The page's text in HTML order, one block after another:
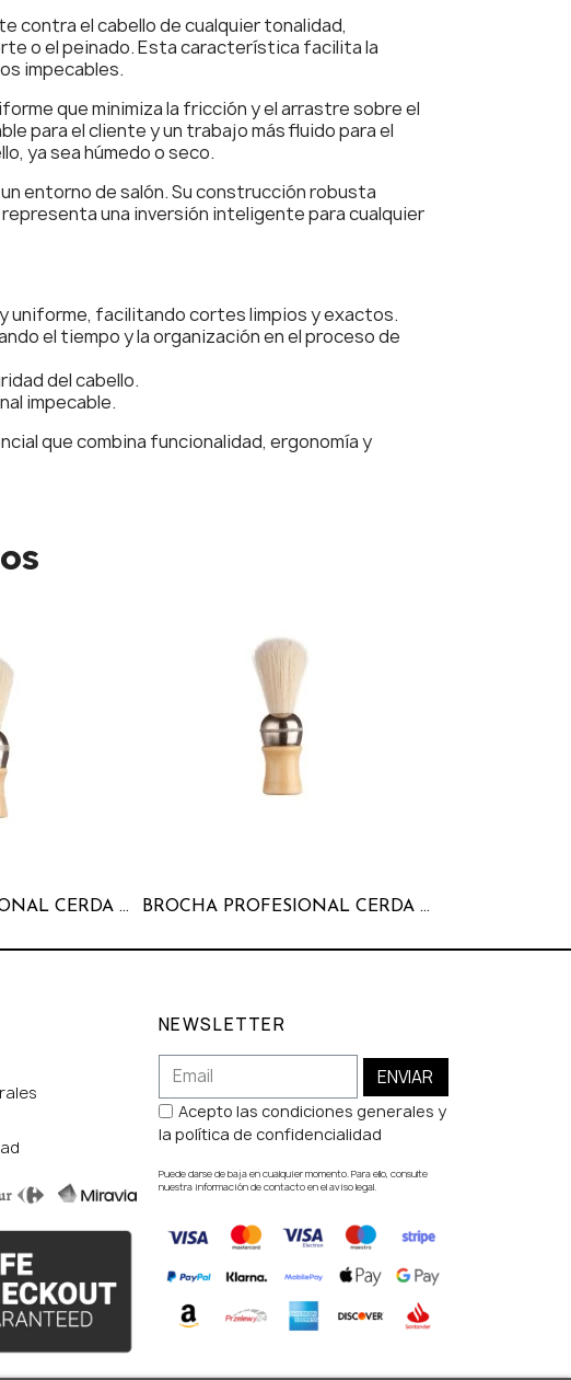
contra el cabello de cualquier tonalidad,
o el peinado. Esta característica facilita la
impecables.
que minimiza la fricción y el arrastre sobre el
para el cliente y un trabajo más fluido para el
ya sea húmedo o seco.
entorno de salón. Su construcción robusta
una inversión inteligente para cualquier
uniforme, facilitando cortes limpios y exactos.
el tiempo y la organización en el proceso de
del cabello.
impecable.
que combina funcionalidad, ergonomía y
BROCHA PROFESIONAL CERDA GRANDE BLANCA BROCHA PROFESIONAL CERDA MEDIANA BLANCA
NEWSLETTER
ENVIAR
Acepto las condiciones generales y
la política de confidencialidad
Puede darse de baja en cualquier momento. Para ello, consulte
nuestra información de contacto en el aviso legal.